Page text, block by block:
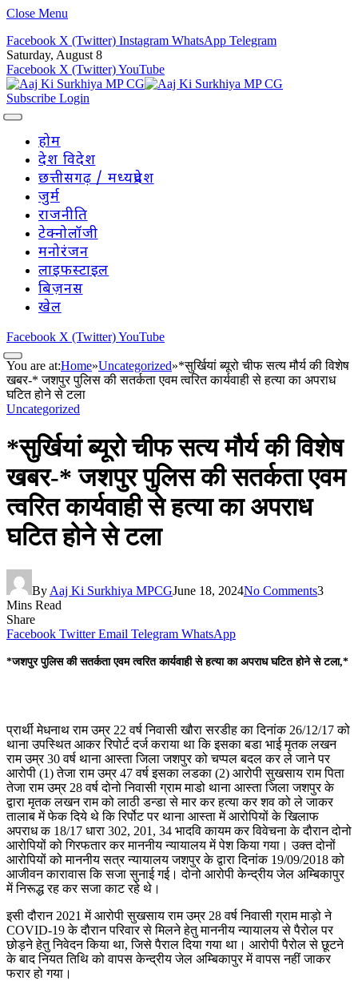
Close Menu
Facebook X (Twitter) Instagram WhatsApp Telegram
Saturday, August 8
Facebook X (Twitter)YouTube
Subscribe Login
होम
देश विदेश
छत्तीसगढ़ / मध्यप्रदेश
जुर्म
राजनीति
टेक्नोलॉजी
मनोरंजन
लाइफस्टाइल
बिज़नस
खेल
Facebook X (Twitter)YouTube
You are at:Home»Uncategorized»*सुर्खियां ब्यूरो चीफ सत्य मौर्य की विशेष
खबर-* जशपुर पुलिस की सतर्कता एवम त्वरित कार्यवाही से हत्या का अपराध
घटित होने से टला
Uncategorized
*सुर्खियां ब्यूरो चीफ सत्य मौर्य की विशेष
खबर-* जशपुर पुलिस की सतर्कता एवम
त्वरित कार्यवाही से हत्या का अपराध
घटित होने से टला
By Aaj Ki Surkhiya MPCGJune 18, 2024No Comments3
Mins Read
Share
Facebook Twitter Email Telegram WhatsApp
*जशपुर पुलिस की सतर्कता एवम त्वरित कार्यवाही से हत्या का अपराध घटित होने से टला,*
प्रार्थी मेधनाथ राम उम्र 22 वर्ष निवासी खौरा सरडीह का दिनांक 26/12/17 को
थाना उपस्थित आकर रिपोर्ट दर्ज कराया था कि इसका बडा भाई मृतक लखन
राम उम्र 30 वर्ष थाना आस्ता जिला जशपुर को चप्पल बदल कर ले जाने पर
आरोपी (1) तेजा राम उम्र 47 वर्ष इसका लडका (2) आरोपी सुखसाय राम पिता
तेजा राम उम्र 28 वर्ष दोनो निवासी ग्राम माडो थाना आस्ता जिला जशपुर के
द्वारा मृतक लखन राम को लाठी डन्डा से मार कर हत्या कर शव को ले जाकर
तालाब में फेक दिये थे कि रिर्पोट पर थाना आस्ता में आरोपियों के खिलाफ
अपराध क 18/17 धारा 302, 201, 34 भादवि कायम कर विवेचना के दौरान दोनो
आरोपियों को गिरफतार कर माननीय न्यायालय में पेश किया गया। उक्त दोनों
आरोपियों को माननीय सत्र न्यायालय जशपुर के द्वारा दिनांक 19/09/2018 को
आजीवन कारावास कि सजा सुनाई गई। दोनो आरोपी केन्द्रीय जेल अम्बिकापुर
में निरूद्ध रह कर सजा काट रहे थे।
इसी दौरान 2021 में आरोपी सुखसाय राम उम्र 28 वर्ष निवासी ग्राम माड़ो ने
COVID-19 के दौरान परिवार से मिलने हेतु माननीय न्यायालय से पैरोल पर
छोड़ने हेतु निवेदन किया था, जिसे पैराल दिया गया था। आरोपी पैरोल से छूटने
के बाद नियत तिथि को वापस केन्द्रीय जेल अम्बिकापुर में वापस नहीं जाकर
फरार हो गया।